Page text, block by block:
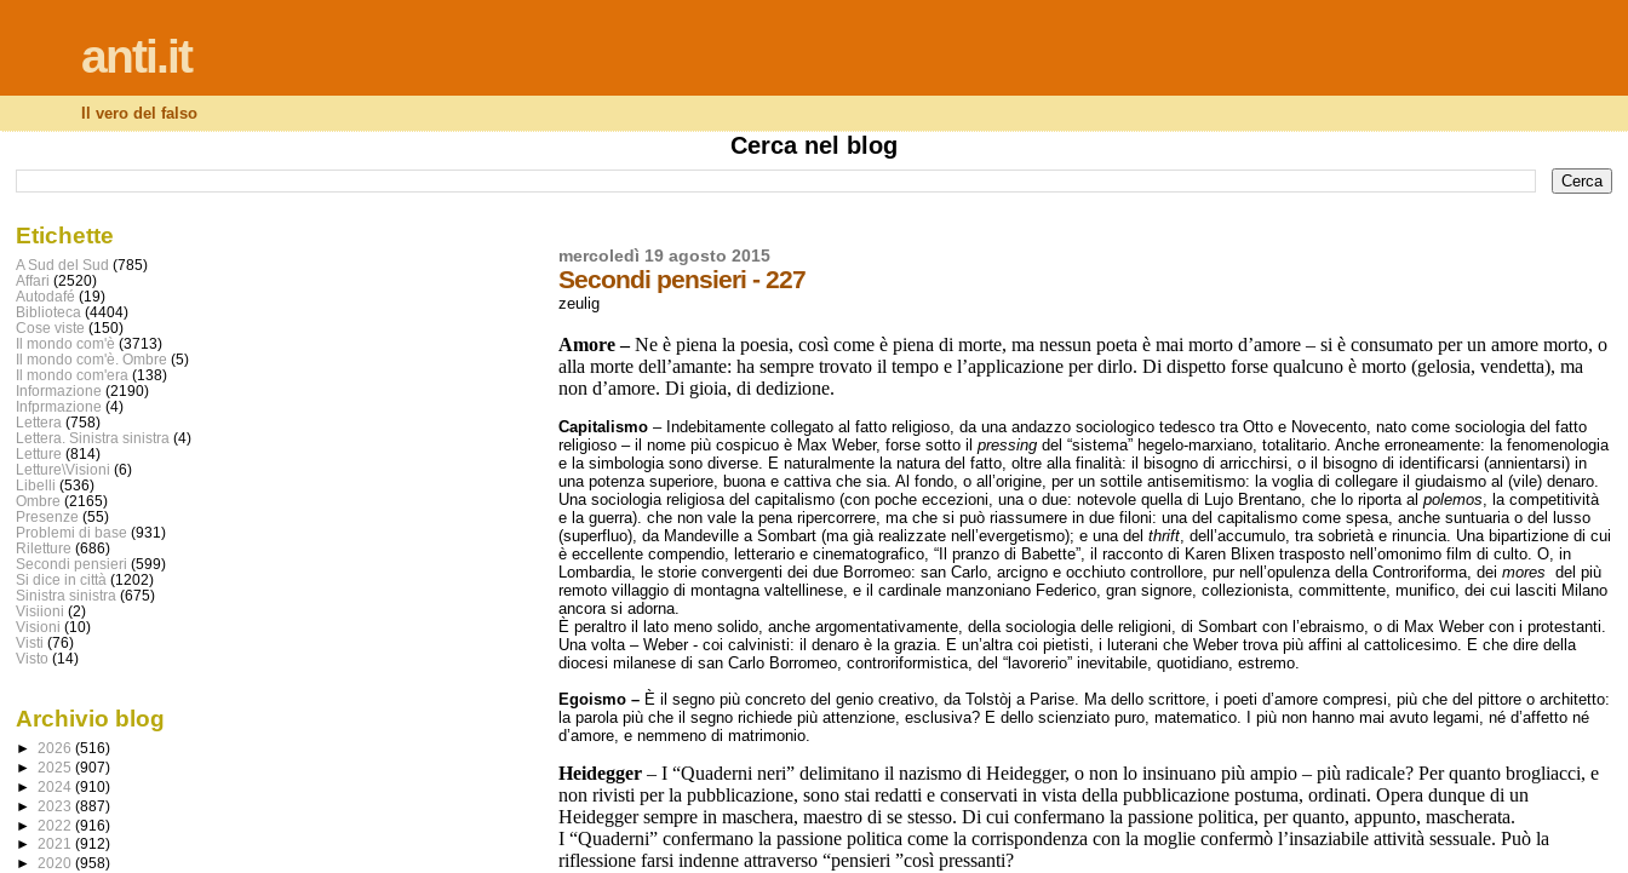
anti.it
Il vero del falso
Cerca nel blog
mercoledì 19 agosto 2015
Secondi pensieri - 227
zeulig
Amore –Ne è piena la poesia, così come è piena di morte, ma nessun poeta è mai morto d’amore – si è consumato per un amore morto, o
alla morte dell’amante: ha sempre trovato il tempo e l’applicazione per dirlo. Di dispetto forse qualcuno è morto (gelosia, vendetta), ma
non d’amore. Di gioia, di dedizione.
Capitalismo– Indebitamente collegato al fatto religioso, da una andazzo sociologico tedesco tra Otto e Novecento, nato come sociologia del fatto
religioso – il nome più cospicuo è Max Weber, forse sotto ilpressing del “sistema” hegelo-marxiano, totalitario. Anche erroneamente: la fenomenologia
e la simbologia sono diverse. E naturalmente la natura del fatto, oltre alla finalità: il bisogno di arricchirsi, o il bisogno di identificarsi (annientarsi) in
una potenza superiore, buona e cattiva che sia. Al fondo, o all’origine, per un sottile antisemitismo: la voglia di collegare il giudaismo al (vile) denaro.
Una sociologia religiosa del capitalismo (con poche eccezioni, una o due: notevole quella di Lujo Brentano, che lo riporta alpolemos , la competitività
e la guerra). che non vale la pena ripercorrere, ma che si può riassumere in due filoni: una del capitalismo come spesa, anche suntuaria o del lusso
(superfluo), da Mandeville a Sombart (ma già realizzate nell’evergetismo); e una delthrift , dell’accumulo, tra sobrietà e rinuncia. Una bipartizione di cui
è eccellente compendio, letterario e cinematografico, “Il pranzo di Babette”, il racconto di Karen Blixen trasposto nell’omonimo film di culto. O, in
Lombardia, le storie convergenti dei due Borromeo: san Carlo, arcigno e occhiuto controllore, pur nell’opulenza della Controriforma, deimores
del più
remoto villaggio di montagna valtellinese, e il cardinale manzoniano Federico, gran signore, collezionista, committente, munifico, dei cui lasciti Milano
ancora si adorna.
È peraltro il lato meno solido, anche argomentativamente, della sociologia delle religioni, di Sombart con l’ebraismo, o di Max Weber con i protestanti.
Una volta – Weber - coi calvinisti: il denaro è la grazia. E un’altra coi pietisti, i luterani che Weber trova più affini al cattolicesimo. E che dire della
diocesi milanese di san Carlo Borromeo, controriformistica, del “lavorerio” inevitabile, quotidiano, estremo.
Egoismo – È il segno più concreto del genio creativo, da Tolstòj a Parise. Ma dello scrittore, i poeti d’amore compresi, più che del pittore o architetto:
la parola più che il segno richiede più attenzione, esclusiva? E dello scienziato puro, matematico. I più non hanno mai avuto legami, né d’affetto né
d’amore, e nemmeno di matrimonio.
Heidegger– I “Quaderni neri” delimitano il nazismo di Heidegger, o non lo insinuano più ampio – più radicale? Per quanto brogliacci, e
non rivisti per la pubblicazione, sono stai redatti e conservati in vista della pubblicazione postuma, ordinati. Opera dunque di un
Heidegger sempre in maschera, maestro di se stesso. Di cui confermano la passione politica, per quanto, appunto, mascherata.
I “Quaderni” confermano la passione politica come la corrispondenza con la moglie confermò l’insaziabile attività sessuale. Può la
riflessione farsi indenne attraverso “pensieri ”così pressanti?
Etichette
A Sud del Sud (785)
Affari (2520)
Autodafé (19)
Biblioteca (4404)
Cose viste (150)
Il mondo com'è (3713)
Il mondo com'è. Ombre (5)
Il mondo com'era (138)
Informazione (2190)
Infprmazione (4)
Lettera (758)
Lettera. Sinistra sinistra (4)
Letture (814)
Letture\Visioni (6)
Libelli (536)
Ombre (2165)
Presenze (55)
Problemi di base (931)
Riletture (686)
Secondi pensieri (599)
Si dice in città (1202)
Sinistra sinistra (675)
Visiioni (2)
Visioni (10)
Visti (76)
Visto (14)
Archivio blog
► 2026 (516)
► 2025 (907)
► 2024 (910)
► 2023 (887)
► 2022 (916)
► 2021 (912)
► 2020 (958)